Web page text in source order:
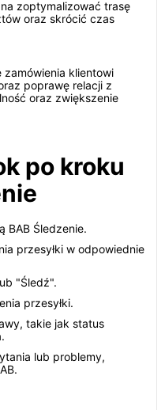
zoptymalizować trasę
oraz skrócić czas
zamówienia klientowi
poprawę relacji z
oraz zwiększenie
po kroku
BAB Śledzenie.
przesyłki w odpowiednie
"Śledź".
przesyłki.
takie jak status
lub problemy,